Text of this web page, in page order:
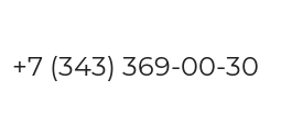
(343) 369-00-30